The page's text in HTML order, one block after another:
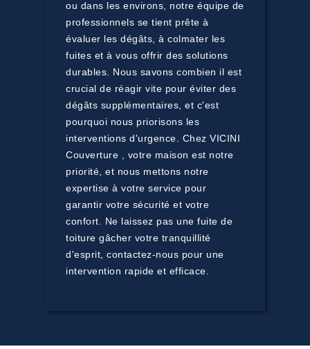
ou dans les environs, notre équipe de
professionnels se tient prête à
évaluer les dégâts, à colmater les
fuites et à vous offrir des solutions
durables. Nous savons combien il est
crucial de réagir vite pour éviter des
dégâts supplémentaires, et c'est
pourquoi nous priorisons les
interventions d'urgence. Chez VICINI
Couverture , votre maison est notre
priorité, et nous mettons notre
expertise à votre service pour
garantir votre sécurité et votre
confort. Ne laissez pas une fuite de
toiture gâcher votre tranquillité
d'esprit, contactez-nous pour une
intervention rapide et efficace.